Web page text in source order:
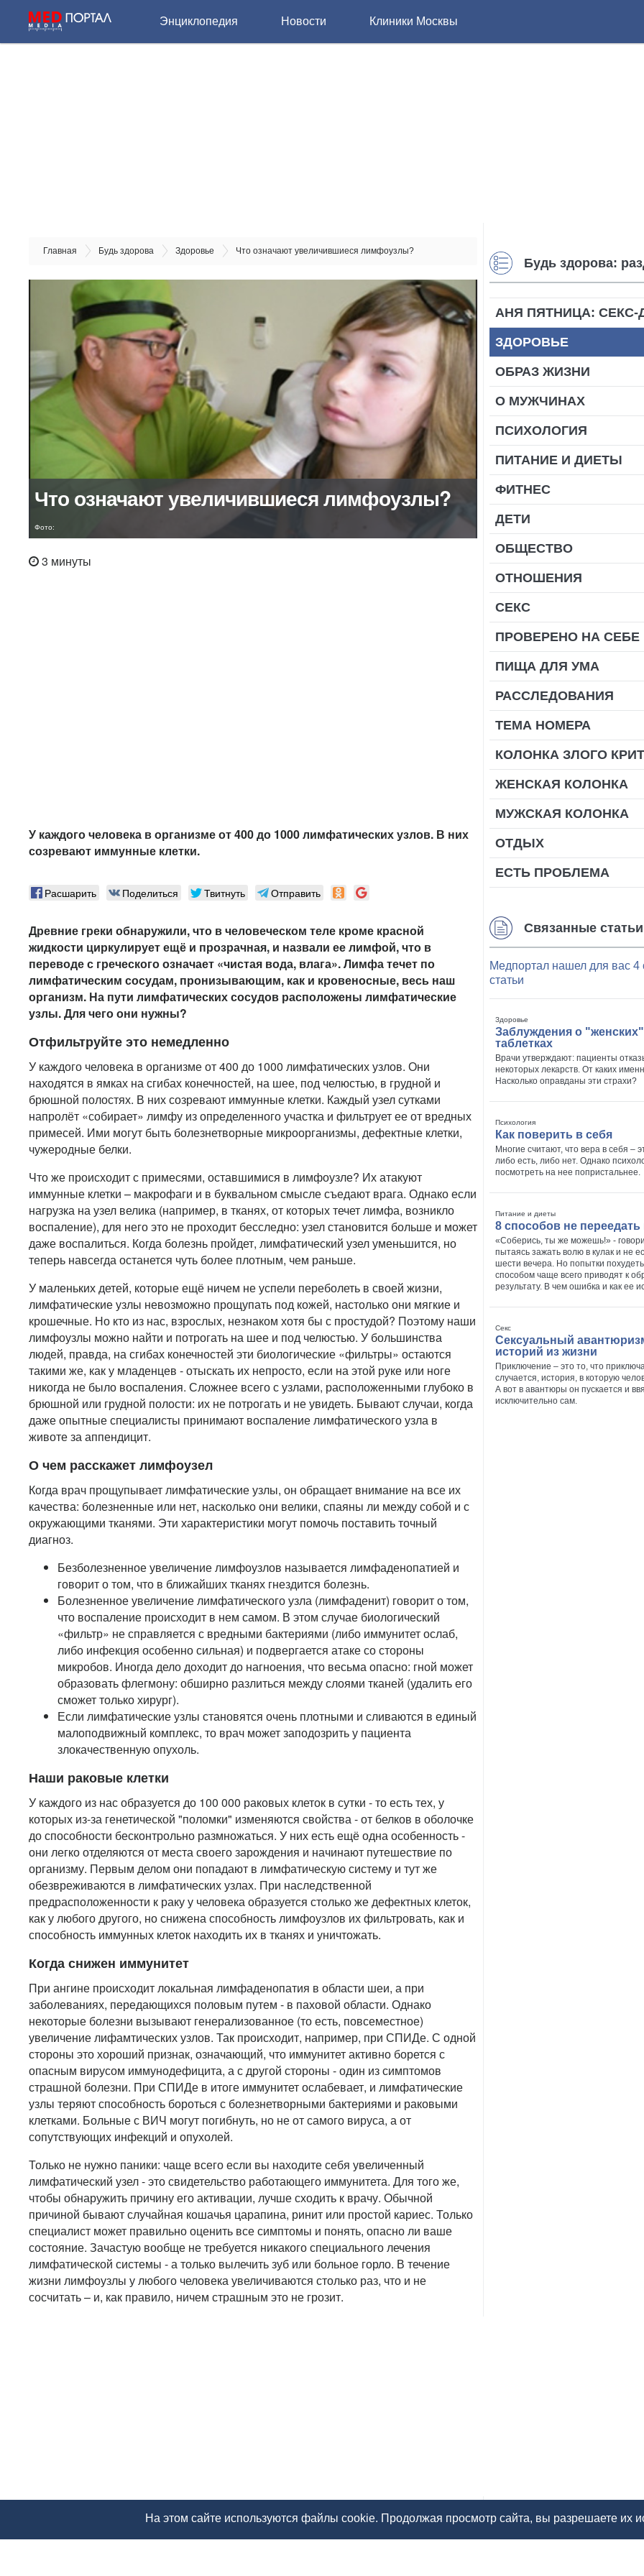
Энциклопедия Новости Клиники Москвы
Главная Будь здорова Здоровье Что означают увеличившиеся лимфоузлы?
Что означают увеличившиеся лимфоузлы?
Фото:
3 минуты
У каждого человека в организме от 400 до 1000 лимфатических узлов. В них
созревают иммунные клетки.
Расшарить Поделиться Твитнуть Отправить
Древние греки обнаружили, что в человеческом теле кроме красной
жидкости циркулирует ещё и прозрачная, и назвали ее лимфой, что в
переводе с греческого означает «чистая вода, влага». Лимфа течет по
лимфатическим сосудам, пронизывающим, как и кровеносные, весь наш
организм. На пути лимфатических сосудов расположены лимфатические
узлы. Для чего они нужны?
Отфильтруйте это немедленно
У каждого человека в организме от 400 до 1000 лимфатических узлов. Они
находятся в ямках на сгибах конечностей, на шее, под челюстью, в грудной и
брюшной полостях. В них созревают иммунные клетки. Каждый узел сутками
напролёт «собирает» лимфу из определенного участка и фильтрует ее от вредных
примесей. Ими могут быть болезнетворные микроорганизмы, дефектные клетки,
чужеродные белки.
Что же происходит с примесями, оставшимися в лимфоузле? Их атакуют
иммунные клетки – макрофаги и в буквальном смысле съедают врага. Однако если
нагрузка на узел велика (например, в тканях, от которых течет лимфа, возникло
воспаление), для него это не проходит бесследно: узел становится больше и может
даже воспалиться. Когда болезнь пройдет, лимфатический узел уменьшится, но
теперь навсегда останется чуть более плотным, чем раньше.
У маленьких детей, которые ещё ничем не успели переболеть в своей жизни,
лимфатические узлы невозможно прощупать под кожей, настолько они мягкие и
крошечные. Но кто из нас, взрослых, незнаком хотя бы с простудой? Поэтому наши
лимфоузлы можно найти и потрогать на шее и под челюстью. У большинства
людей, правда, на сгибах конечностей эти биологические «фильтры» остаются
такими же, как у младенцев - отыскать их непросто, если на этой руке или ноге
никогда не было воспаления. Сложнее всего с узлами, расположенными глубоко в
брюшной или грудной полости: их не потрогать и не увидеть. Бывают случаи, когда
даже опытные специалисты принимают воспаление лимфатического узла в
животе за аппендицит.
О чем расскажет лимфоузел
Когда врач прощупывает лимфатические узлы, он обращает внимание на все их
качества: болезненные или нет, насколько они велики, спаяны ли между собой и с
окружающими тканями. Эти характеристики могут помочь поставить точный
диагноз.
Безболезненное увеличение лимфоузлов называется лимфаденопатией и
говорит о том, что в ближайших тканях гнездится болезнь.
Болезненное увеличение лимфатического узла (лимфаденит) говорит о том,
что воспаление происходит в нем самом. В этом случае биологический
«фильтр» не справляется с вредными бактериями (либо иммунитет ослаб,
либо инфекция особенно сильная) и подвергается атаке со стороны
микробов. Иногда дело доходит до нагноения, что весьма опасно: гной может
образовать флегмону: обширно разлиться между слоями тканей (удалить его
сможет только хирург).
Если лимфатические узлы становятся очень плотными и сливаются в единый
малоподвижный комплекс, то врач может заподозрить у пациента
злокачественную опухоль.
Наши раковые клетки
У каждого из нас образуется до 100 000 раковых клеток в сутки - то есть тех, у
которых из-за генетической "поломки" изменяются свойства - от белков в оболочке
до способности бесконтрольно размножаться. У них есть ещё одна особенность -
они легко отделяются от места своего зарождения и начинают путешествие по
организму. Первым делом они попадают в лимфатическую систему и тут же
обезвреживаются в лимфатических узлах. При наследственной
предрасположенности к раку у человека образуется столько же дефектных клеток,
как у любого другого, но снижена способность лимфоузлов их фильтровать, как и
способность иммунных клеток находить их в тканях и уничтожать.
Когда снижен иммунитет
При ангине происходит локальная лимфаденопатия в области шеи, а при
заболеваниях, передающихся половым путем - в паховой области. Однако
некоторые болезни вызывают генерализованное (то есть, повсеместное)
увеличение лифамтических узлов. Так происходит, например, при СПИДе. С одной
стороны это хороший признак, означающий, что иммунитет активно борется с
опасным вирусом иммунодефицита, а с другой стороны - один из симптомов
страшной болезни. При СПИДе в итоге иммунитет ослабевает, и лимфатические
узлы теряют способность бороться с болезнетворными бактериями и раковыми
клетками. Больные с ВИЧ могут погибнуть, но не от самого вируса, а от
сопутствующих инфекций и опухолей.
Только не нужно паники: чаще всего если вы находите себя увеличенный
лимфатический узел - это свидетельство работающего иммунитета. Для того же,
чтобы обнаружить причину его активации, лучше сходить к врачу. Обычной
причиной бывают случайная кошачья царапина, ринит или простой кариес. Только
специалист может правильно оценить все симптомы и понять, опасно ли ваше
состояние. Зачастую вообще не требуется никакого специального лечения
лимфатической системы - а только вылечить зуб или больное горло. В течение
жизни лимфоузлы у любого человека увеличиваются столько раз, что и не
сосчитать – и, как правило, ничем страшным это не грозит.
Будь здорова:
АНЯ ПЯТНИЦА: СЕКС-
ЗДОРОВЬЕ
ОБРАЗ ЖИЗНИ
О МУЖЧИНАХ
ПСИХОЛОГИЯ
ПИТАНИЕ И ДИЕТЫ
ФИТНЕС
ДЕТИ
ОБЩЕСТВО
ОТНОШЕНИЯ
СЕКС
ПРОВЕРЕНО НА СЕБЕ
ПИЩА ДЛЯ УМА
РАССЛЕДОВАНИЯ
ТЕМА НОМЕРА
КОЛОНКА ЗЛОГО
ЖЕНСКАЯ КОЛОНКА
МУЖСКАЯ КОЛОНКА
ОТДЫХ
ЕСТЬ ПРОБЛЕМА
Связанные статьи
Медпортал нашел для вас 4
статьи
Здоровье
Заблуждения о "женских"
таблетках
Врачи утверждают: пациенты
некоторых лекарств. От каких
Насколько оправданы эти страхи?
Психология
Как поверить в себя
Многие считают, что вера в себя –
либо есть, либо нет. Однако
посмотреть на нее попристальнее.
Питание и диеты
8 способов не переедать
«Соберись, ты же можешь!» -
пытаясь зажать волю в кулак и не
шести вечера. Но попытки
способом чаще всего приводят к
результату. В чем ошибка и как ее
Секс
Сексуальный
историй из жизни
Приключение – это то, что
случается, история, в которую
А вот в авантюры он пускается и
исключительно сам.
Будь здорова Здоровье Заблуждения о "женских" таблетках
Будь здорова:
На этом сайте используются файлы cookie. Продолжая просмотр сайта, вы разрешаете их